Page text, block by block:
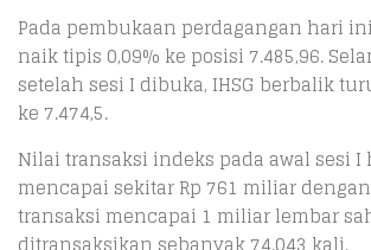
Pada pembukaan perdagangan hari
naik tipis 0,09% ke posisi 7.485,96.
setelah sesi I dibuka, IHSG berbalik
ke 7.474,5.
Nilai transaksi indeks pada awal sesi
mencapai sekitar Rp 761 miliar
transaksi mencapai 1 miliar lembar